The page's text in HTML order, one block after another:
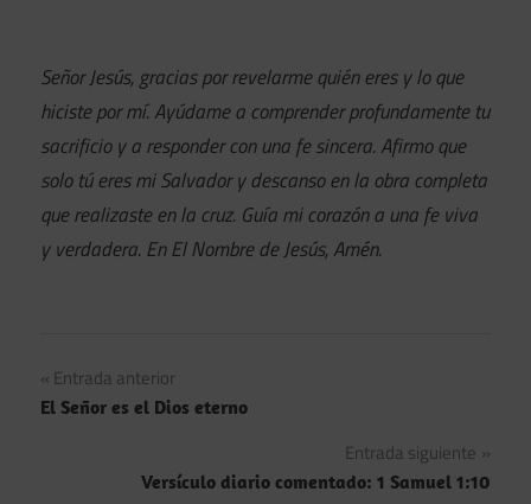
Señor Jesús, gracias por revelarme quién eres y lo que
hiciste por mí. Ayúdame a comprender profundamente tu
sacrificio y a responder con una fe sincera. Afirmo que
solo tú eres mi Salvador y descanso en la obra completa
que realizaste en la cruz. Guía mi corazón a una fe viva
y verdadera. En El Nombre de Jesús, Amén.
Navegación
de
entradas
Entrada anterior
El Señor es el Dios eterno
Entrada siguiente
Versículo diario comentado: 1 Samuel 1:10